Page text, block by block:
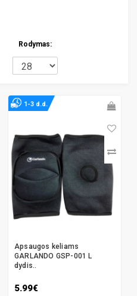
Rodymas:
Apsaugos keliams
GARLANDO GSP-001 L
dydis..
5.99€
1-3 d.d.